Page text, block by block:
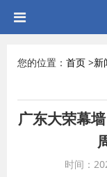
您的位置： 首页 >新
广东大荣幕
时间：